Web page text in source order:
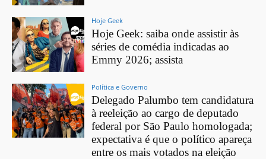
Hoje Geek
Hoje Geek: saiba onde assistir às
séries de comédia indicadas ao
Emmy 2026; assista
Política e Governo
Delegado Palumbo tem candidatura
à reeleição ao cargo de deputado
federal por São Paulo homologada;
expectativa é que o político apareça
entre os mais votados na eleição